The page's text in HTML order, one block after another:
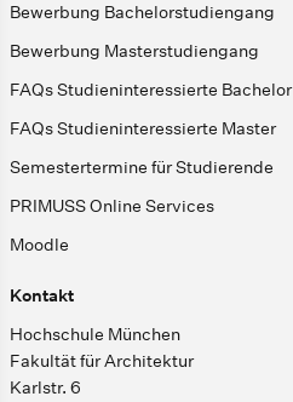
Bewerbung Bachelorstudiengang
Bewerbung Masterstudiengang
FAQs Studieninteressierte Bachelor
FAQs Studieninteressierte Master
Semestertermine für Studierende
PRIMUSS Online Services
Moodle
Kontakt
Hochschule München
Fakultät für Architektur
Karlstr. 6